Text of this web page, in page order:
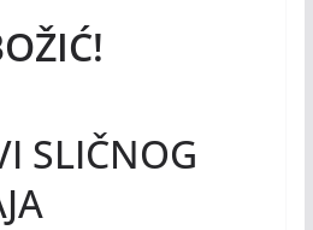
SLIČNOG